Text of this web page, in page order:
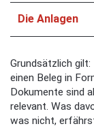
Die Anlagen
Grundsätzlich
einen Beleg in
Dokumente sind
relevant. Was
was nicht,